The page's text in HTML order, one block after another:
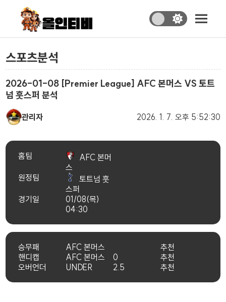
스포츠분석
2026-01-08 [Premier League] AFC 본머스 VS 토트
넘 훗스퍼 분석
관리자 2026. 1. 7. 오후 5:52:30
홈팀
AFC 본머
스
원정팀
토트넘 훗
스퍼
경기일
01/08(목)
04:30
승무패 AFC 본머스
추천
핸디캡
AFC 본머스 0
추천
오버언더
UNDER 2.5 추천